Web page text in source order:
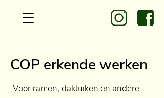
COP erkende werken
Voor ramen, dakluiken en andere